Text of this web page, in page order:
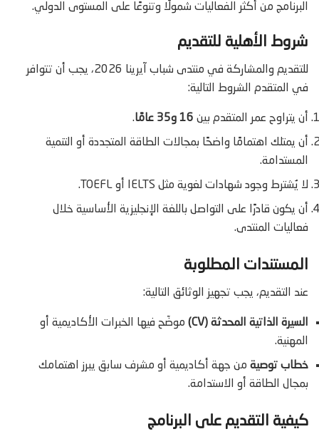
البرنامج من أكثر الفعاليات شمولًا وتنوعًا على المستوى الدولي.
شروط الأهلية للتقديم
للتقديم والمشاركة في منتدى شباب آيرينا 2026، يجب أن تتوافر
في المتقدم الشروط التالية:
أن يتراوح عمر المتقدم بين 16 و35 عامًا .
أن يمتلك اهتمامًا واضحًا بمجالات الطاقة المتجددة أو التنمية
المستدامة.
لا يُشترط وجود شهادات لغوية مثل IELTS أو TOEFL.
أن يكون قادرًا على التواصل باللغة الإنجليزية الأساسية خلال
فعاليات المنتدى.
المستندات المطلوبة
عند التقديم، يجب تجهيز الوثائق التالية:
السيرة الذاتية المحدثة (CV)
موضّح فيها الخبرات الأكاديمية أو
المهنية.
خطاب توصية من جهة أكاديمية أو مشرف سابق يبرز اهتمامك
بمجال الطاقة أو الاستدامة.
كيفية التقديم على البرنامج